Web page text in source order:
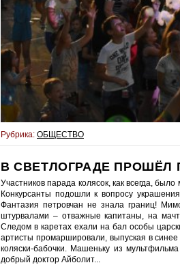
Рубрика: ОБЩЕСТВО
В СВЕТЛОГРАДЕ ПРОШЁЛ
Участников парада колясок, как всегда,
Конкурсанты подошли к вопросу
Фантазия петровчан не знала границ!
штурвалами – отважные капитаны, на
Следом в каретах ехали на бал особы
артисты промаршировали, выпуская в
коляски-бабочки. Машеньку из
добрый доктор Айболит...